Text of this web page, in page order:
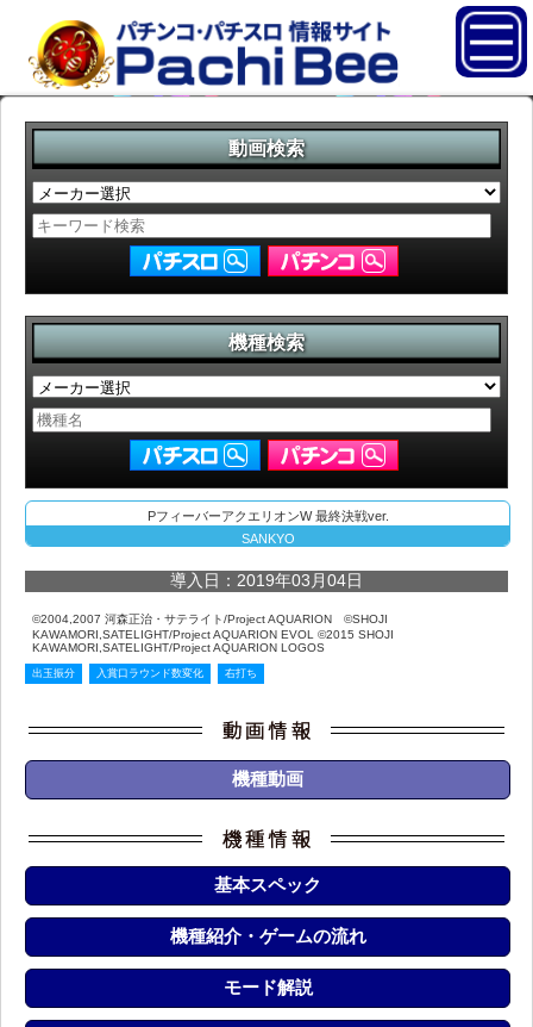
動画検索
機種検索
PフィーバーアクエリオンW 最終決戦ver.
SANKYO
導入日：2019年03月04日
©2004,2007 河森正治・サテライト/Project AQUARION ©SHOJI
KAWAMORI,SATELIGHT/Project AQUARION EVOL ©2015 SHOJI
KAWAMORI,SATELIGHT/Project AQUARION LOGOS
出玉振分 入賞口ラウンド数変化 右打ち
機種動画
基本スペック
機種紹介・ゲームの流れ
モード解説